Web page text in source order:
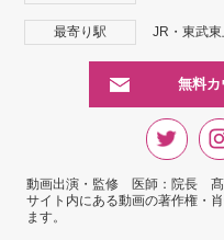
最寄り駅 JR・東武
無料
動画出演・監修 医師：院長 髙
サイト内にある動画の著作権・
ます。